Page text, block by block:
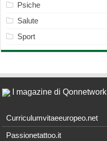
Psiche
Salute
Sport
I magazine di Qonnetwork
Curriculumvitaeeuropeo.net
Passionetattoo.it